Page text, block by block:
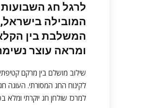
לרגל חג
המובילה בישראל,
המשלבת בין
ומראה עוצר
שילוב מושלם בין מרקם
לקינוח החג המסורתי. העוגה
למרכז שולחן חג יוקרתי ומלא